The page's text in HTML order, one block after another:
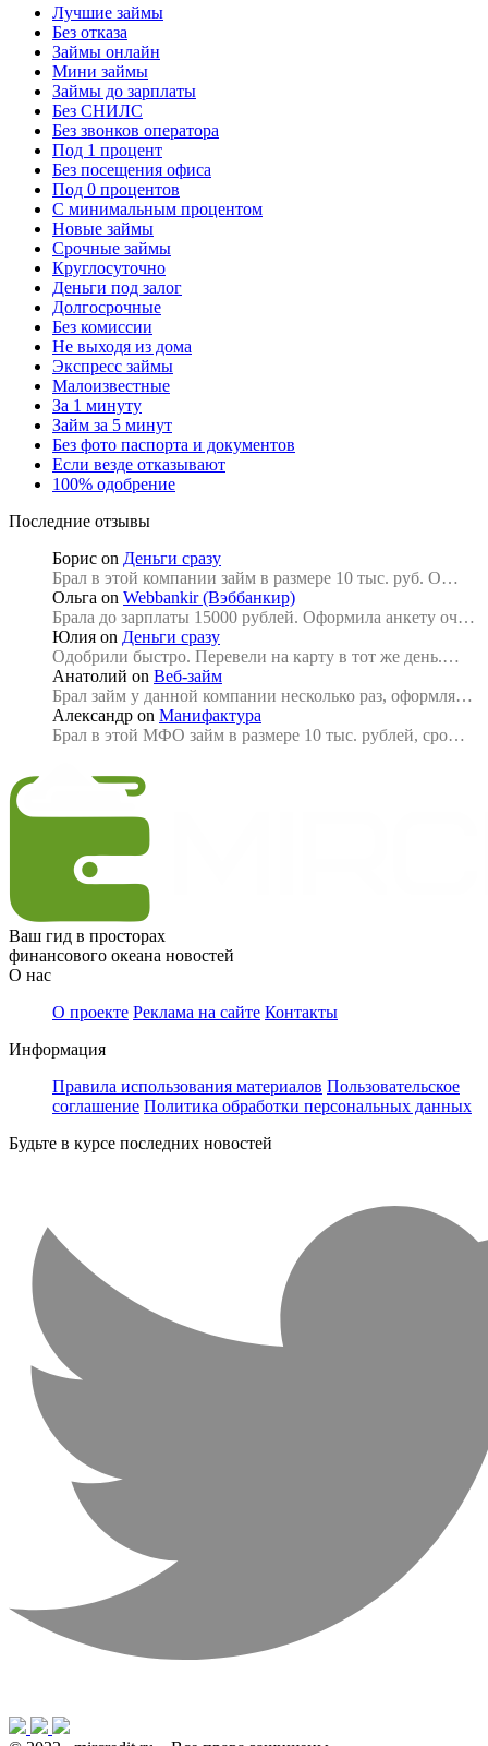
Лучшие займы
Без отказа
Займы онлайн
Мини займы
Займы до зарплаты
Без СНИЛС
Без звонков оператора
Под 1 процент
Без посещения офиса
Под 0 процентов
С минимальным процентом
Новые займы
Срочные займы
Круглосуточно
Деньги под залог
Долгосрочные
Без комиссии
Не выходя из дома
Экспресс займы
Малоизвестные
За 1 минуту
Займ за 5 минут
Без фото паспорта и документов
Если везде отказывают
100% одобрение
Последние отзывы
Борис on Деньги сразу
Брал в этой компании займ в размере 10 тыс. руб. О…
Ольга on Webbankir (Вэббанкир)
Брала до зарплаты 15000 рублей. Оформила анкету оч…
Юлия on Деньги сразу
Одобрили быстро. Перевели на карту в тот же день.…
Анатолий on Веб-займ
Брал займ у данной компании несколько раз, оформля…
Александр on Манифактура
Брал в этой МФО займ в размере 10 тыс. рублей, сро…
Ваш гид в просторах
финансового океана новостей
О нас
О проекте Реклама на сайте Контакты
Информация
Правила использования материалов Пользовательское
соглашение Политика обработки персональных данных
Будьте в курсе последних новостей